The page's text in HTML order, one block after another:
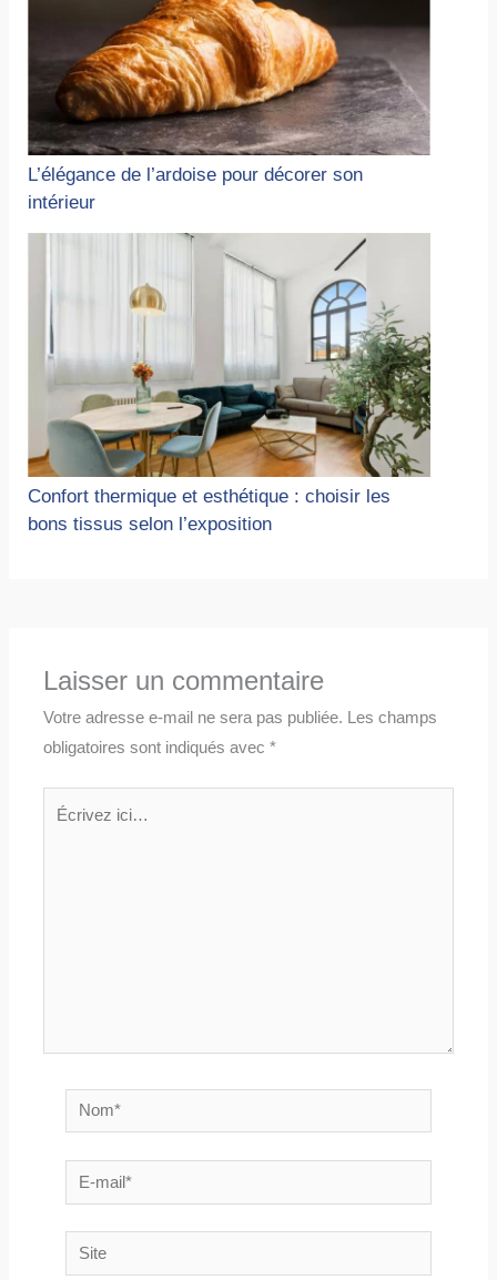
L’élégance de l’ardoise pour décorer son
intérieur
Confort thermique et esthétique : choisir les
bons tissus selon l’exposition
Laisser un commentaire
Votre adresse e-mail ne sera pas publiée.
Les champs
obligatoires sont indiqués avec*
Nom*
E-
mail*
Site